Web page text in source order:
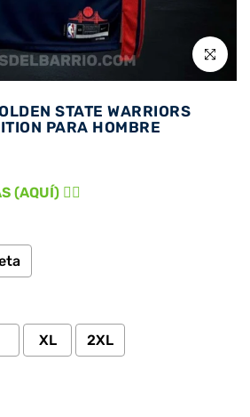
Click para
STATE WARRIORS
PARA HOMBRE
(AQUÍ) 👈🏾
XL 2XL